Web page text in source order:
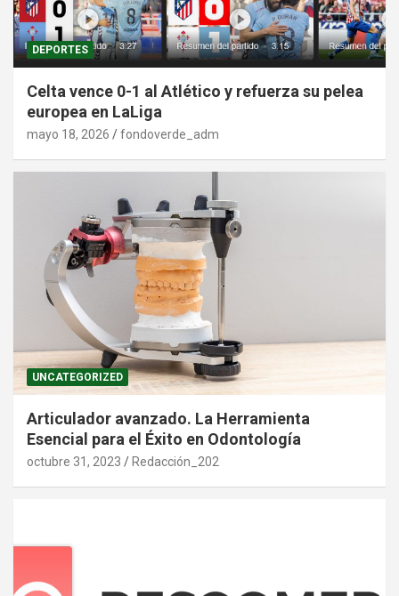
DEPORTES
Celta vence 0-1 al Atlético y refuerza su pelea
europea en LaLiga
mayo 18, 2026 fondoverde_adm
UNCATEGORIZED
Articulador avanzado. La Herramienta
Esencial para el Éxito en Odontología
octubre 31, 2023 Redacción_202